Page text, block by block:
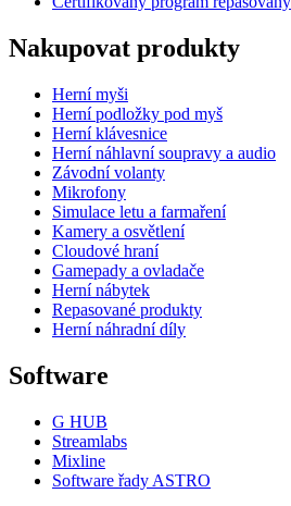
Nakupovat produkty
Herní myši
Herní podložky pod myš
Herní klávesnice
Herní náhlavní soupravy a audio
Závodní volanty
Mikrofony
Simulace letu a farmaření
Kamery a osvětlení
Cloudové hraní
Gamepady a ovladače
Herní nábytek
Repasované produkty
Herní náhradní díly
Software
G HUB
Streamlabs
Mixline
Software řady ASTRO